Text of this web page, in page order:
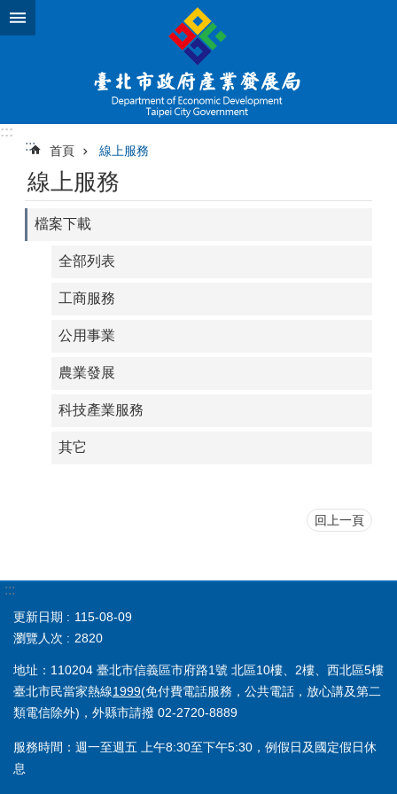
跳到主要內容區塊
:::
:::
首頁 線上服務
線上服務
檔案下載
全部列表
工商服務
公用事業
農業發展
科技產業服務
其它
回上一頁
:::
更新日期
115-08-09
瀏覽人次
2820
地址：110204 臺北市信義區市府路1號 北區10樓、2樓、西北區5樓
臺北市民當家熱線1999(免付費電話服務，公共電話，放心講及第二
類電信除外)，外縣市請撥 02-2720-8889
服務時間：週一至週五 上午8:30至下午5:30，例假日及國定假日休
息